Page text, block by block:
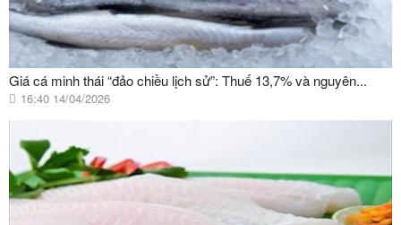
Giá cá minh thái “đảo chiều lịch sử”: Thuế 13,7% và nguyên...
16:40 14/04/2026